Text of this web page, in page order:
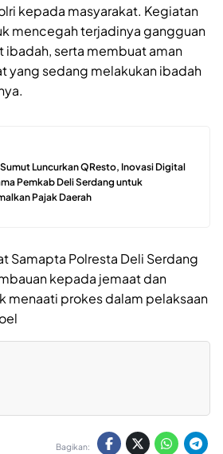
kepada masyarakat. Kegiatan
mencegah terjadinya gangguan
ibadah, serta membuat aman
yang sedang melakukan ibadah
Luncurkan QResto, Inovasi Digital
Pemkab Deli Serdang untuk
Pajak Daerah
Samapta Polresta Deli Serdang
kepada jemaat dan
menaati prokes dalam pelaksaan
Bagikan: